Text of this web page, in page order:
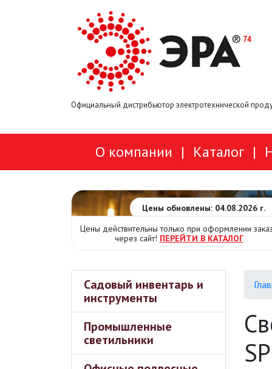
Официальный дистрибьютор электротехнической
О компании | Каталог |
Цены обновлены: 04.08.2026 г.
Цены действительны только при оформлении
через сайт! ПЕРЕЙТИ В КАТАЛОГ
Садовый инвентарь и
инструменты
Промышленные
светильники